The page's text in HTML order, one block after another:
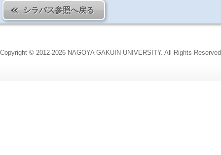
シラバス参照へ戻る
Copyright © 2012-2026 NAGOYA GAKUIN UNIVERSITY. All Rights